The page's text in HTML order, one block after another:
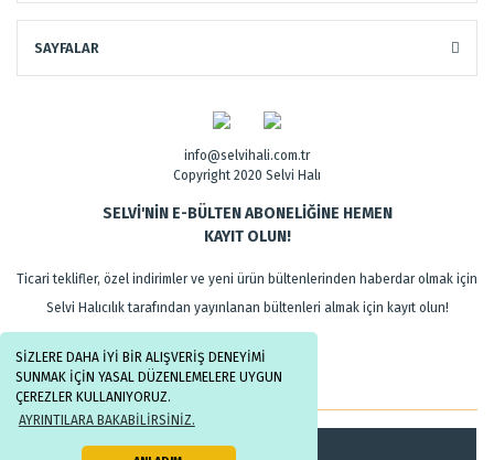
SİZLERE DAHA İYİ BİR ALIŞVERİŞ DENEYİMİ
SUNMAK İÇİN YASAL DÜZENLEMELERE UYGUN
ÇEREZLER KULLANIYORUZ.
AYRINTILARA BAKABİLİRSİNİZ.
SAYFALAR
info@selvihali.com.tr
Copyright 2020 Selvi Halı
SELVİ'NİN E-BÜLTEN ABONELİĞİNE HEMEN
KAYIT OLUN!
Ticari teklifler, özel indirimler ve yeni ürün bültenlerinden haberdar olmak için
Selvi Halıcılık tarafından yayınlanan bültenleri almak için kayıt olun!
Kayıt Ol